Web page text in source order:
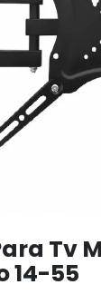
Tv
14-55